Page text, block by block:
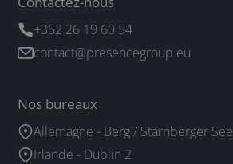
+352 26 19 60 54
contact@presencegroup.eu
Nos bureaux
Allemagne - Berg / Starnberger See
Irlande - Dublin 2